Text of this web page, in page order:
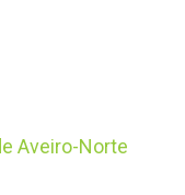
Aveiro-Norte